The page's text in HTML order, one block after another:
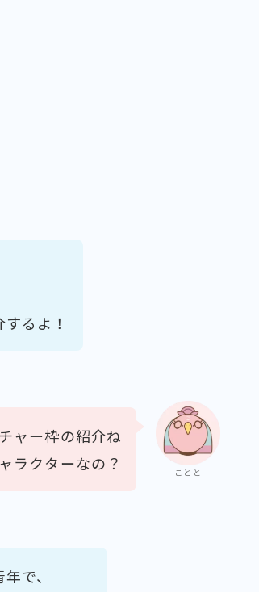
るよ！
ことと
ャー枠の紹介ね
ラクターなの？
で、